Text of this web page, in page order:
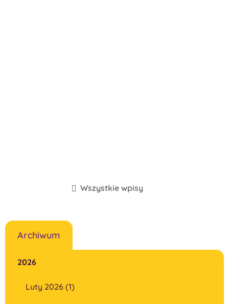
Wszystkie wpisy
Archiwum
2026
Luty 2026 (1)